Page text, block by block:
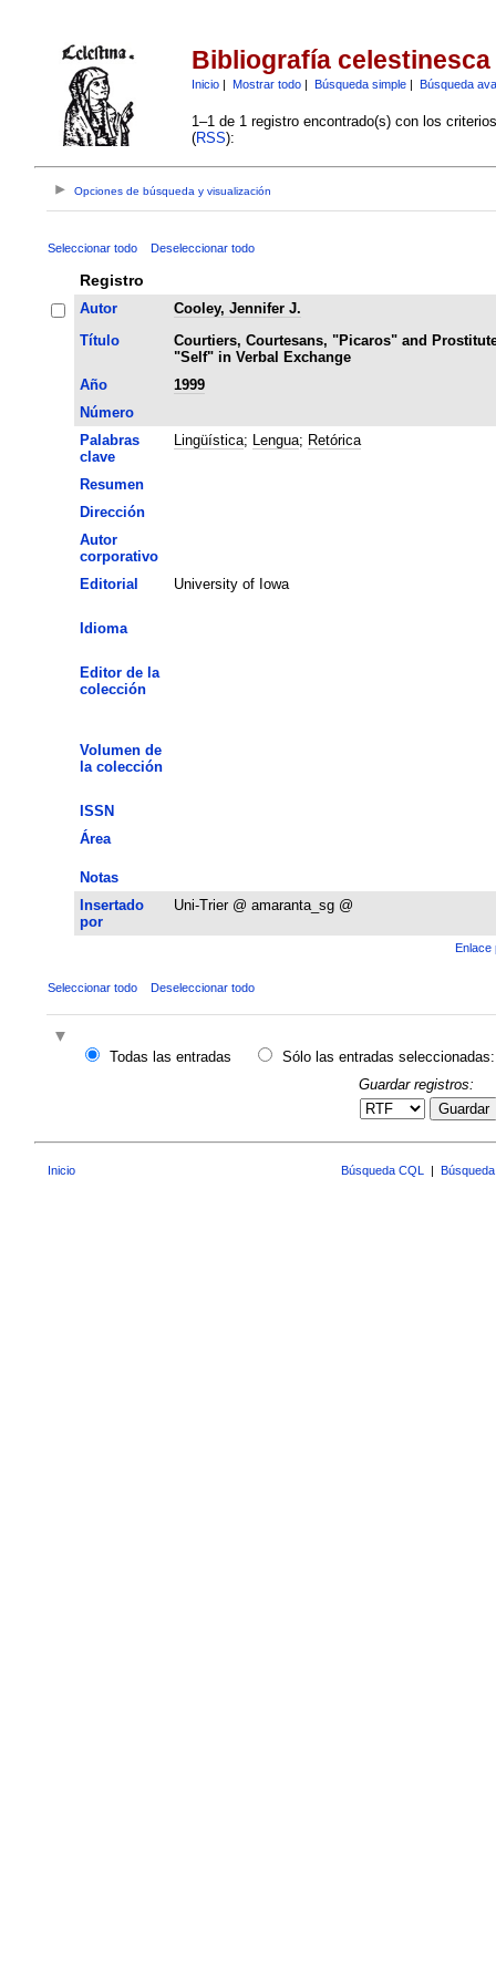
Bibliografía celestinesca
Inicio| Mostrar todo| Búsqueda simple| Búsqueda
1–1 de 1 registro encontrado(s) con los
(RSS):
Opciones de búsqueda y visualización
Seleccionar todo Deseleccionar todo
Registro
Autor
Cooley, Jennifer J.
Título
Courtiers, Courtesans, "Picaros" and
"Self" in Verbal Exchange
Año
1999
Número
Palabras
clave
Lingüística; Lengua; Retórica
Resumen
Dirección
Autor
corporativo
Editorial
University of Iowa
Idioma
Editor de la
colección
Volumen de
la colección
ISSN
Área
Notas
Insertado
por
Uni-Trier @ amaranta_sg @
Enlace
Seleccionar todo Deseleccionar todo
Todas las entradas
Sólo las entradas seleccionadas:
Guardar registros:
Guardar
Inicio Búsqueda CQL